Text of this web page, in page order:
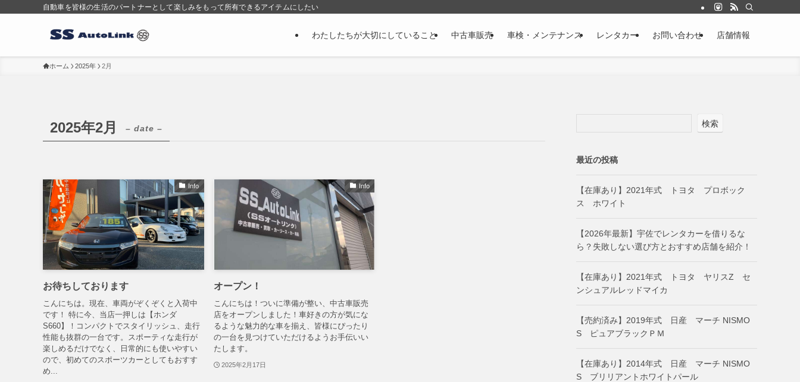
自動車を皆様の生活のパートナーとして楽しみをもって所有できるアイテムにしたい
わたしたちが大切にしていること 中古車販売 車検・メンテナンス レンタカー お問い合わせ 店舗情報
ホーム 2025年 2月
2025年2月 – date –
Info
お待ちしております
こんにちは。現在、車両がぞくぞくと入荷中
です！ 特に今、当店一押しは【ホンダ
S660】！コンパクトでスタイリッシュ、走行
性能も抜群の一台です。スポーティな走行が
楽しめるだけでなく、日常的にも使いやすい
ので、初めてのスポーツカーとしてもおすす
め...
Info
オープン！
こんにちは！ついに準備が整い、中古車販売
店をオープンしました！車好きの方が気にな
るような魅力的な車を揃え、皆様にぴったり
の一台を見つけていただけるようお手伝いい
たします。
2025年2月17日
検索
最近の投稿
【在庫あり】2021年式 トヨタ プロボック
ス ホワイト
【2026年最新】宇佐でレンタカーを借りるな
ら？失敗しない選び方とおすすめ店舗を紹介！
【在庫あり】2021年式 トヨタ ヤリスZ セ
ンシュアルレッドマイカ
【売約済み】2019年式 日産 マーチ NISMO
S ピュアブラックＰＭ
【在庫あり】2014年式 日産 マーチ NISMO
S ブリリアントホワイトパール